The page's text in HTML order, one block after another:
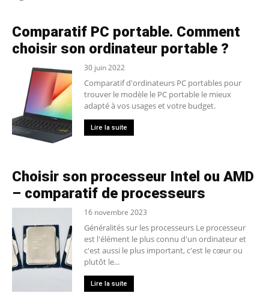
Comparatif PC portable. Comment
choisir son ordinateur portable ?
30 juin 2022
Comparatif d'ordinateurs PC portables pour
trouver le modèle le PC portable le mieux
adapté à vos usages et votre budget.
Lire la suite
Choisir son processeur Intel ou AMD
– comparatif de processeurs
16 novembre 2023
Généralités sur les processeurs Le processeur
est l'élément le plus connu d'un ordinateur et
c'est aussi le plus important, c'est le cœur ou
plutôt le...
Lire la suite